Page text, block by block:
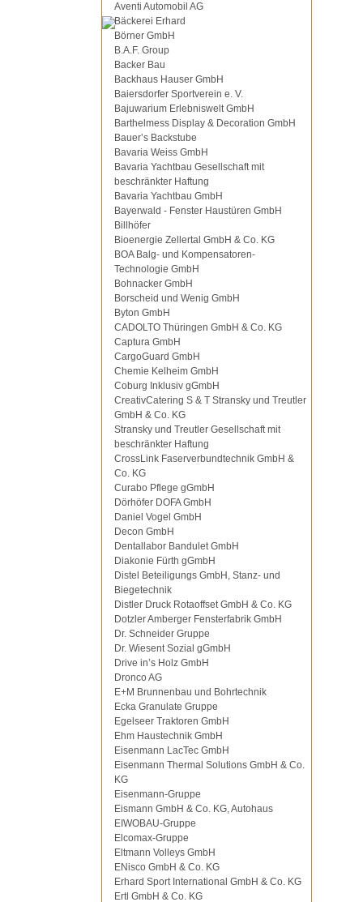
Aventi Automobil AG
Bäckerei Erhard
Börner GmbH
B.A.F. Group
Backer Bau
Backhaus Hauser GmbH
Baiersdorfer Sportverein e. V.
Bajuwarium Erlebniswelt GmbH
Barthelmess Display & Decoration GmbH
Bauer’s Backstube
Bavaria Weiss GmbH
Bavaria Yachtbau Gesellschaft mit
beschränkter Haftung
Bavaria Yachtbau GmbH
Bayerwald - Fenster Haustüren GmbH
Billhöfer
Bioenergie Zellertal GmbH & Co. KG
BOA Balg- und Kompensatoren-
Technologie GmbH
Bohnacker GmbH
Borscheid und Wenig GmbH
Byton GmbH
CADOLTO Thüringen GmbH & Co. KG
Captura GmbH
CargoGuard GmbH
Chemie Kelheim GmbH
Coburg Inklusiv gGmbH
CreativCatering S & T Stransky und Treutler
GmbH & Co. KG
Stransky und Treutler Gesellschaft mit
beschränkter Haftung
CrossLink Faserverbundtechnik GmbH &
Co. KG
Curabo Pflege gGmbH
Dörhöfer DOFA GmbH
Daniel Vogel GmbH
Decon GmbH
Dentallabor Bandulet GmbH
Diakonie Fürth gGmbH
Distel Beteiligungs GmbH, Stanz- und
Biegetechnik
Distler Druck Rotaoffset GmbH & Co. KG
Dotzler Amberger Fensterfabrik GmbH
Dr. Schneider Gruppe
Dr. Wiesent Sozial gGmbH
Drive in’s Holz GmbH
Dronco AG
E+M Brunnenbau und Bohrtechnik
Ecka Granulate Gruppe
Egelseer Traktoren GmbH
Ehm Haustechnik GmbH
Eisenmann LacTec GmbH
Eisenmann Thermal Solutions GmbH & Co.
KG
Eisenmann-Gruppe
Eismann GmbH & Co. KG, Autohaus
EIWOBAU-Gruppe
Elcomax-Gruppe
Eltmann Volleys GmbH
ENisco GmbH & Co. KG
Erhard Sport International GmbH & Co. KG
Ertl GmbH & Co. KG